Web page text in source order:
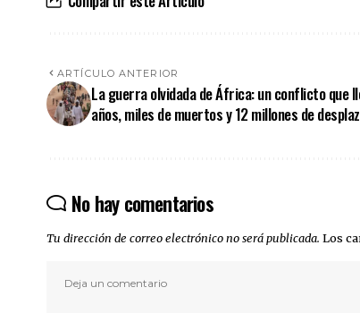
ARTÍCULO ANTERIOR
La guerra olvidada de África: un conflicto que
años, miles de muertos y 12 millones de
No hay comentarios
Tu dirección de correo electrónico no será publicada. Los